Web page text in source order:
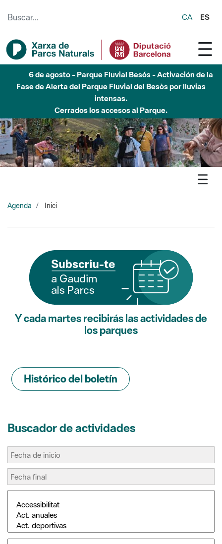
CA ES
6 de agosto - Parque Fluvial Besós - Activación de la
Fase de Alerta del Parque Fluvial del Besòs por lluvias
intensas.
Cerrados los accesos al Parque.
Agenda Inici
Y cada martes recibirás las actividades de
los parques
Histórico del boletín
Buscador de actividades